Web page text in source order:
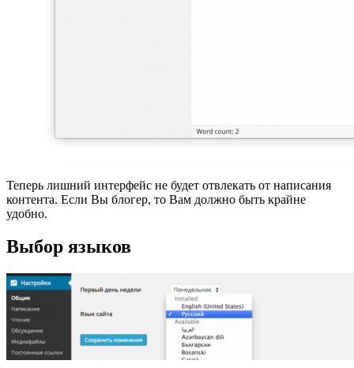
Теперь лишний интерфейс не будет отвлекать от написания
контента. Если Вы блогер, то Вам должно быть крайне
удобно.
Выбор языков